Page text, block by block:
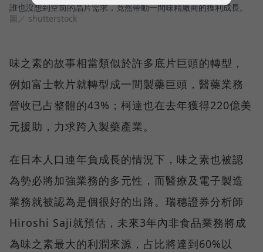
誰也沒想到空前的晶片需求，竟然帶動一間味精廠商的獲利成長。
圖／ shutterstock
味之素的故事相當類似於許多底片巨頭的轉型，
例如富士軟片就轉型成一間製藥巨頭，醫藥業務
營收已占整體的43%；柯達也在去年獲得220億美
元援助，力求跨入製藥產業。
在日本人口連年負成長的情況下，味之素也被認
為勢必將加強業務的多元性，而醫療及電子製造
業務就被認為是個很好的出路。瑞穗證券分析師
Hiroshi Saji就預估，未來3年內非食品業務將成
為味之素最大的利潤來源，占比將達到60%以